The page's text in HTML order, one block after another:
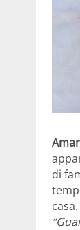
di